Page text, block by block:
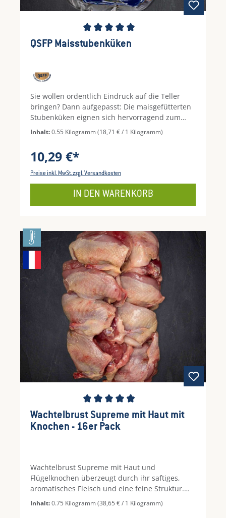
Durchschnittliche Bewertung von 5 von 5
QSFP Maisstubenküken
Sie wollen ordentlich Eindruck auf die Teller
bringen? Dann aufgepasst: Die maisgefütterten
Stubenküken eignen sich hervorragend zum
Backen, Braten oder Grillen. Gehen Sie
behutsam mit dem außergewöhnlichen Geflügel
oder indirekte BBQ-Hitze, denn so bleibt es
saftig und superzart. Sie können es außerdem
Meersalz einreiben und im Ofen braten, oder
Inhalt:0.55 Kilogramm(18,71 € / 1 Kilogramm)
10,29 €*
Preise inkl. MwSt. zzgl. Versandkosten
IN DEN WARENKORB
Durchschnittliche Bewertung von 4.94 von 5
Wachtelbrust Supreme mit Haut mit
Knochen - 16er Pack
Wachtelbrust Supreme mit Haut und
Flügelknochen überzeugt durch ihr saftiges,
aromatisches Fleisch und eine feine Struktur.
Perfekt geeignet zum Grillen oder Braten –
besonders mit einer kräftigen Marinade
Inhalt:0.75 Kilogramm(38,65 € / 1 Kilogramm)